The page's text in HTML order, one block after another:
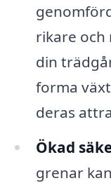
rikare och
din
forma
deras
Ökad
grenar